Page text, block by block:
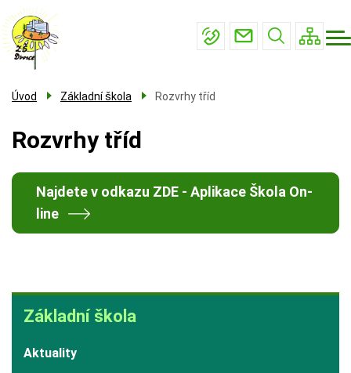
Přejít
k
hlavnímu
obsahu
Menu
navigace
Základní škola
Mateřská škola
Kontakty
Základní
škola
Základní škola
Aktuality
Úvod Základní škola Rozvrhy tříd
Rozvrhy tříd
Najdete v odkazu ZDE - Aplikace Škola On-
line